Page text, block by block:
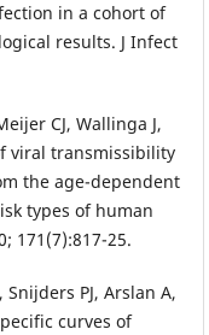
in a cohort of
results. J Infect
CJ, Wallinga J,
viral transmissibility
the age-dependent
types of human
171(7):817-25.
PJ, Arslan A,
curves of